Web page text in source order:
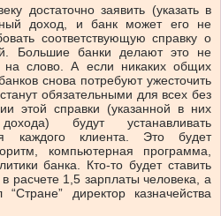
достаточно заявить (указать в
доход, и банк может его не
соответствующую справку о
Большие банки делают это не
слово. А если никаких общих
снова потребуют ужесточить
обязательными для всех без
этой справки (указанной в них
будут устанавливать
каждого клиента. Это будет
компьютерная программа,
банка. Кто-то будет ставить
расчете 1,5 зарплаты человека, а
директор казначейства